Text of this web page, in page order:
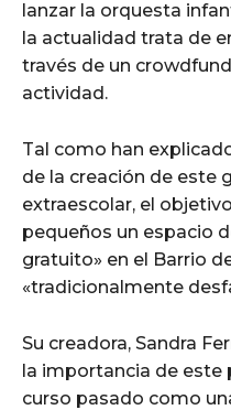
lanzar la orquesta
la actualidad trata de
través de un
actividad.
Tal como han
de la creación de este
extraescolar, el
pequeños un espacio
gratuito» en el Barrio
«tradicionalmente
Su creadora, Sandra
la importancia de este
curso pasado como